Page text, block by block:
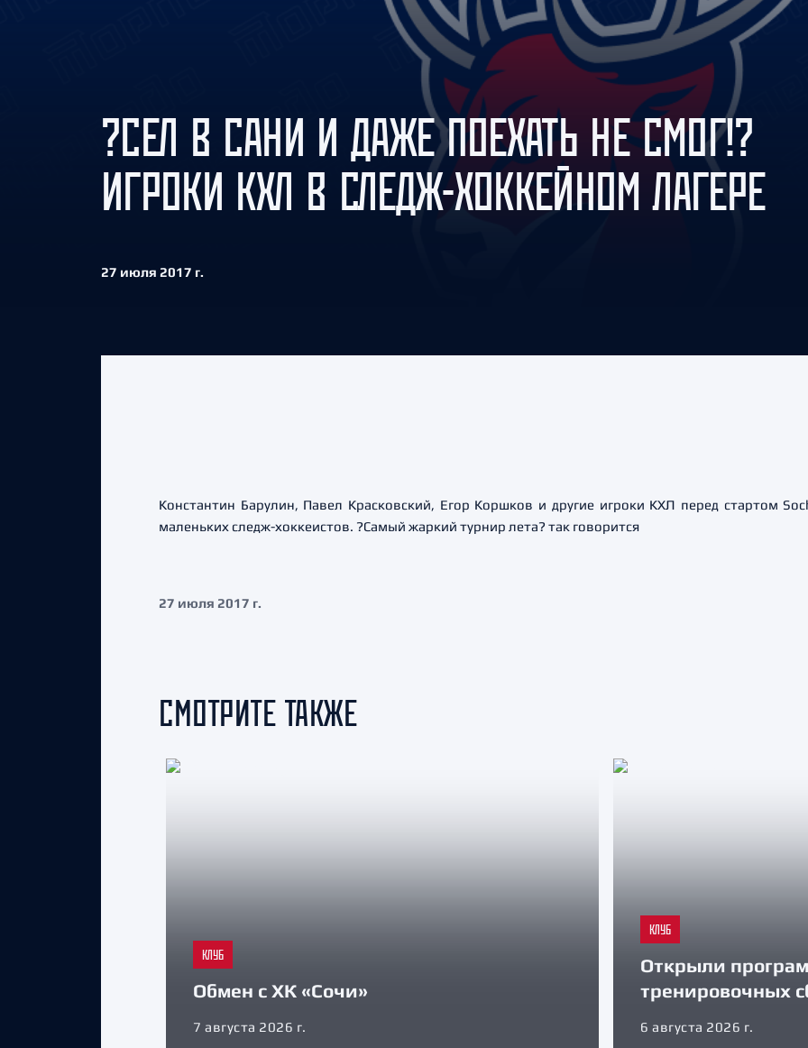
Амур
Барыс
Салават Юлаев
Сибирь
?СЕЛ В САНИ И ДАЖЕ ПОЕХАТЬ НЕ СМОГ!?
ИГРОКИ КХЛ В СЛЕДЖ-ХОККЕЙНОМ ЛАГЕРЕ
27 июля 2017 г.
Константин Барулин, Павел Красковский, Егор Коршков и другие игроки КХЛ перед стартом
маленьких следж-хоккеистов. ?Самый жаркий турнир лета? так говорится
27 июля 2017 г.
СМОТРИТЕ ТАКЖЕ
КЛУБ
Обмен с ХК «Сочи»
7 августа 2026 г.
КЛУБ
Открыли
тренировочных
6 августа 2026 г.